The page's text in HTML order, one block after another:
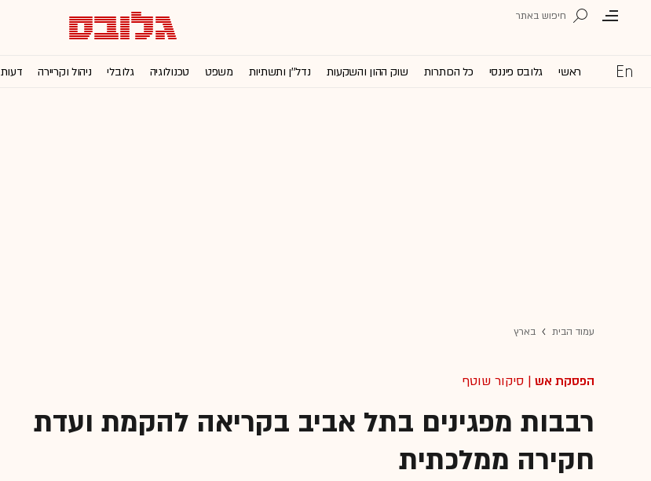
ראשי גלובס פיננסי כל הכותרות שוק ההון והשקעות נדל''ן ותשתיות משפט טכנולוגיה גלובלי ניהול וקריירה דעות
עמוד הבית בארץ
הפסקת אש | סיקור שוטף
רבבות מפגינים בתל אביב בקריאה להקמת ועדת
חקירה ממלכתית